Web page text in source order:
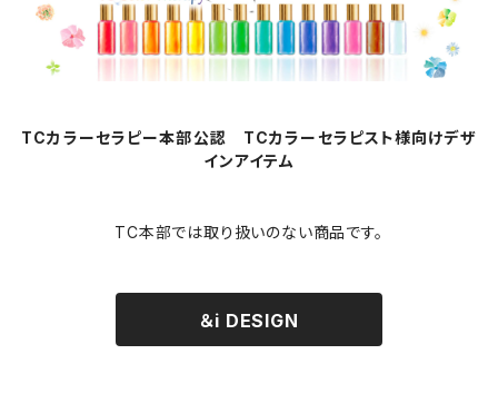
TCカラーセラピー本部公認 TCカラーセラピスト様向けデザ
インアイテム
TC本部では取り扱いのない商品です。
＆i DESIGN